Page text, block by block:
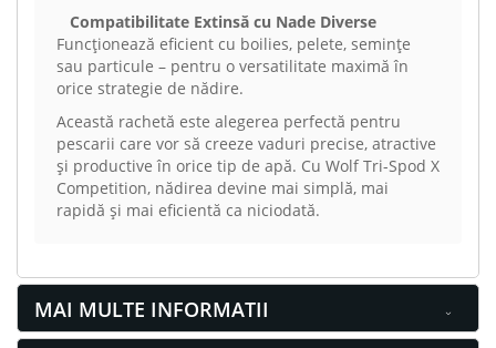
Compatibilitate Extinsă cu Nade Diverse
Funcționează eficient cu boilies, pelete, semințe
sau particule – pentru o versatilitate maximă în
orice strategie de nădire.
Această rachetă este alegerea perfectă pentru
pescarii care vor să creeze vaduri precise, atractive
și productive în orice tip de apă. Cu Wolf Tri-Spod X
Competition, nădirea devine mai simplă, mai
rapidă și mai eficientă ca niciodată.
MAI MULTE INFORMATII